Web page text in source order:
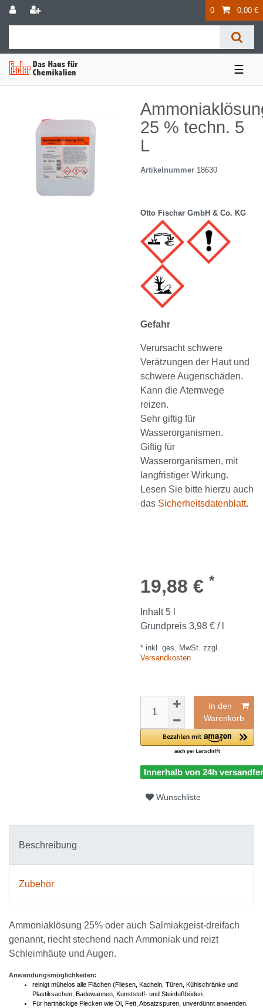
0 0,00 €
☰
25 % techn. 5
L
Artikelnummer 18630
Otto Fischar GmbH & Co. KG
Gefahr
Verursacht schwere
Verätzungen der Haut und
schwere Augenschäden.
Kann die Atemwege
reizen.
Sehr giftig für
Wasserorganismen.
Giftig für
Wasserorganismen, mit
langfristiger Wirkung.
Lesen Sie bitte hierzu auch
das Sicherheitsdatenblatt.
19,88 € *
Inhalt 5
Grundpreis 3,98 € / l
* inkl. ges. MwSt. zzgl.
Versandkosten
In den
Warenkorb
Innerhalb von 24h
Wunschliste
Beschreibung
Zubehör
Ammoniaklösung 25% oder auch Salmiakgeist-dreifach
genannt, riecht stechend nach Ammoniak und reizt
Schleimhäute und Augen.
Anwendungsmöglichkeiten:
reinigt mühelos alle Flächen (Fliesen, Kacheln, Türen, Kühlschränke und
Plastiksachen, Badewannen, Kunststoff- und Steinfußböden.
Für hartnäckige Flecken wie Öl, Fett, Absatzspuren, unverdünnt anwenden.